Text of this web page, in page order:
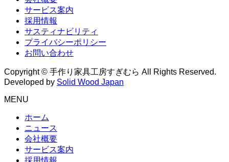
サービス案内
採用情報
サスティナビリティ
プライバシーポリシー
お問い合わせ
Copyright © 手作り家具工房すぎむら All Rights Reserved.
Developed by Solid Wood Japan
MENU
ホーム
ニュース
会社概要
サービス案内
採用情報